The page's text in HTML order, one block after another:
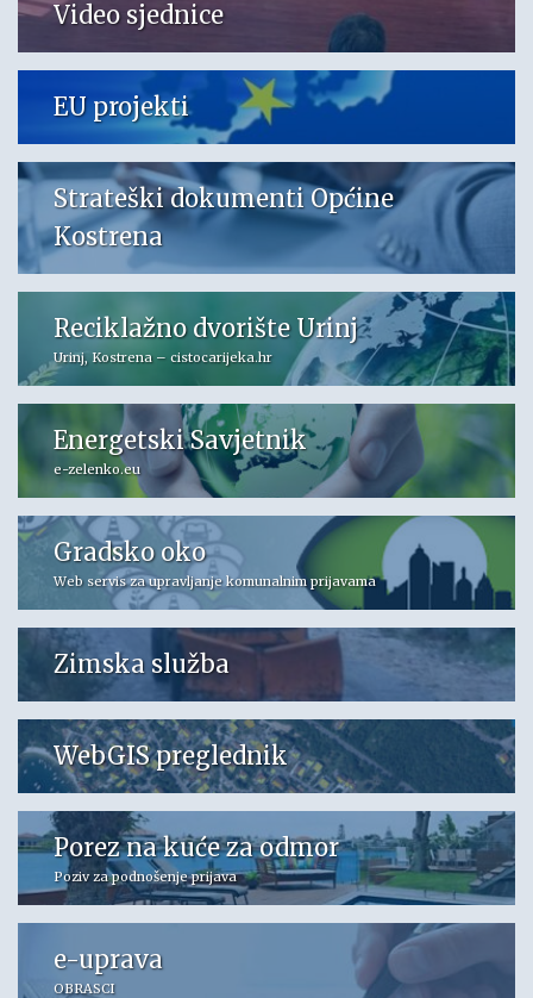
Video sjednice
EU projekti
Strateški dokumenti Općine
Kostrena
Reciklažno dvorište Urinj
Urinj, Kostrena – cistocarijeka.hr
Energetski Savjetnik
e-zelenko.eu
Gradsko oko
Web servis za upravljanje komunalnim prijavama
Zimska služba
WebGIS preglednik
Porez na kuće za odmor
Poziv za podnošenje prijava
e-uprava
OBRASCI